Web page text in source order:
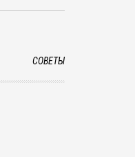
СОВЕТЫ